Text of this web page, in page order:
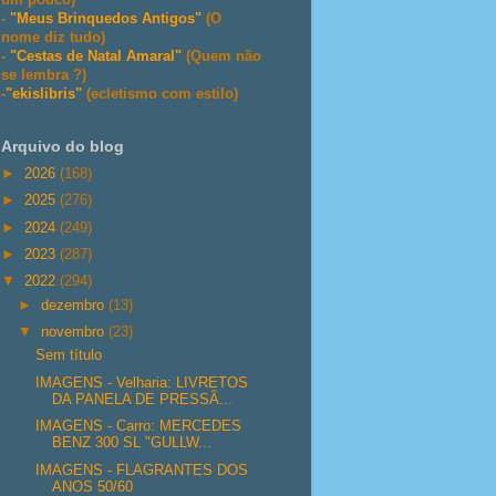
- "Meus Brinquedos Antigos" (O
nome diz tudo)
- "Cestas de Natal Amaral" (Quem não
se lembra ?)
-"ekislibris" (ecletismo com estilo)
Arquivo do blog
► 2026 (168)
► 2025 (276)
► 2024 (249)
► 2023 (287)
▼ 2022 (294)
►dezembro(13)
▼ novembro(23)
Sem título
IMAGENS - Velharia: LIVRETOS
DA PANELA DE PRESSÃ...
IMAGENS - Carro: MERCEDES
BENZ 300 SL "GULLW...
IMAGENS - FLAGRANTES DOS
ANOS 50/60